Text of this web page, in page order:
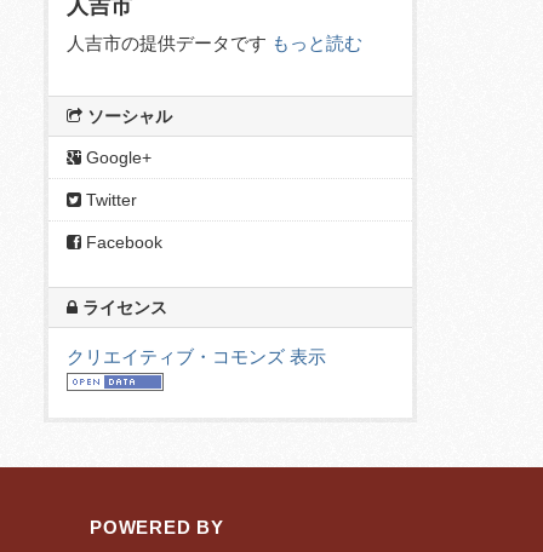
人吉市
人吉市の提供データです もっと読む
ソーシャル
Google+
Twitter
Facebook
ライセンス
クリエイティブ・コモンズ 表示
POWERED BY